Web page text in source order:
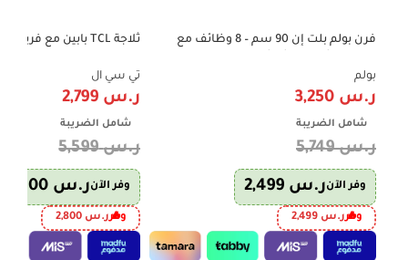
-43%
فرن بولم بلت إن 90 سم – 8 وظائف مع
– صناعة إيطالية – موديل B91-MIRR
بولم
ر.س
شامل الضريبة
ر.س5,749
وفر الآنر.س
وفرر.س 2,499
-50%
تي سي ال
ر.س
شامل الضريبة
ر.س5,599
وفر الآنر.س
وفرر.س 2,800